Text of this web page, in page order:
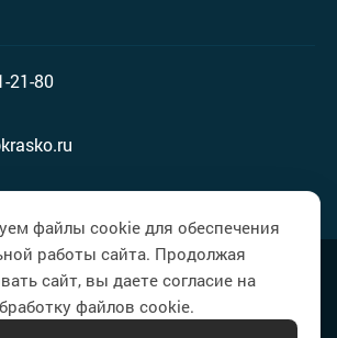
21-80
файлы cookie для обеспечения
работы сайта. Продолжая
сайт, вы даете согласие на
файлов cookie.